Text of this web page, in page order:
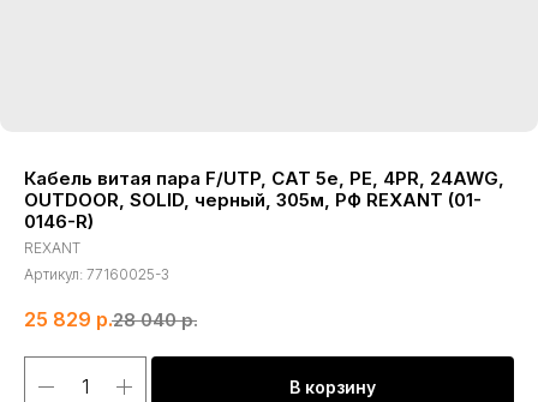
Кабель витая пара F/UTP, CAT 5e, PE, 4PR, 24AWG,
OUTDOOR, SOLID, черный, 305м, РФ REXANT (01-
0146-R)
REXANT
Артикул: 77160025-3
25 829 р.28 040 р.
В корзину